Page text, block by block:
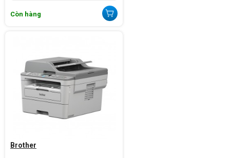
Còn hàng
Brother